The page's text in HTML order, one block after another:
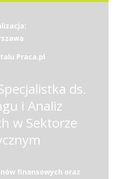
Praca.pl
ds.
i Analiz
w Sektorze
finansowych oraz